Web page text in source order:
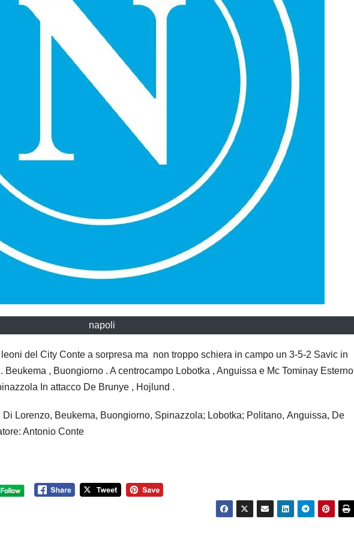
napoli
del City Conte a sorpresa ma non troppo schiera in campo un 3-5-2 Savic in
, Buongiorno . A centrocampo Lobotka , Anguissa e Mc Tominay Esterno
In attacco De Brunye , Hojlund .
Lorenzo, Beukema, Buongiorno, Spinazzola; Lobotka; Politano, Anguissa, De
Antonio Conte